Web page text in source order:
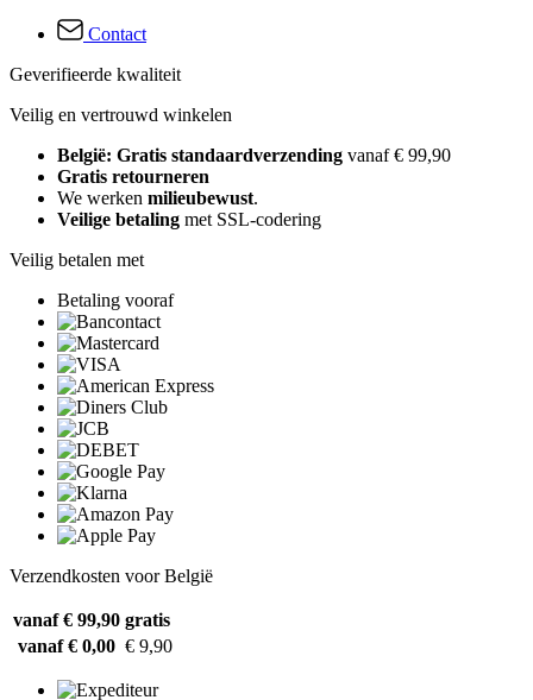
Contact
Geverifieerde kwaliteit
Veilig en vertrouwd winkelen
België: Gratis standaardverzending vanaf € 99,90
Gratis retourneren
We werken milieubewust.
Veilige betaling met SSL-codering
Veilig betalen met
Betaling vooraf
Verzendkosten voor België
vanaf € 99,90 gratis
vanaf € 0,00 € 9,90